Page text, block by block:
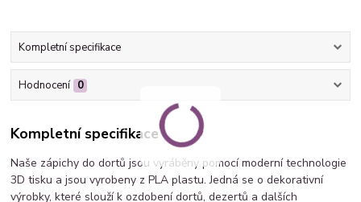
Kompletní specifikace
Hodnocení 0
Kompletní specifikace
Naše zápichy do dortů jsou vyráběny pomocí moderní technologie
3D tisku a jsou vyrobeny z PLA plastu. Jedná se o dekorativní
výrobky, které slouží k ozdobení dortů, dezertů a dalších